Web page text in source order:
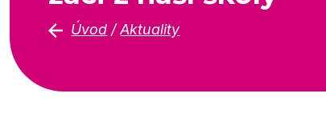
Úvod /Aktuality